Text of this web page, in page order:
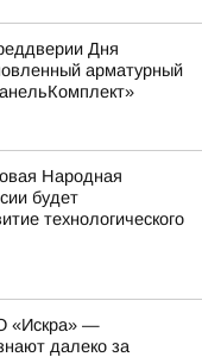
Дня
арматурный
Народная
будет
технологического
«Искра» —
далеко за